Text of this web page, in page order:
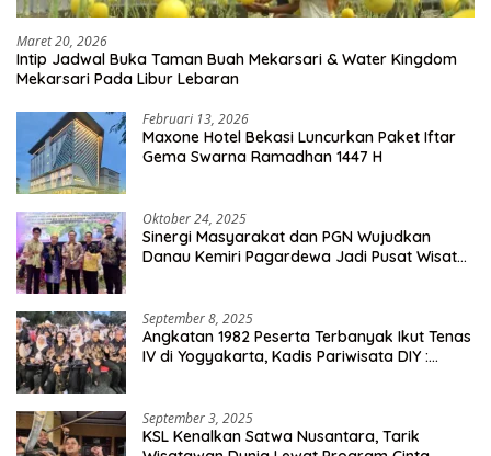
Maret 20, 2026
Intip Jadwal Buka Taman Buah Mekarsari & Water Kingdom
Mekarsari Pada Libur Lebaran
Februari 13, 2026
Maxone Hotel Bekasi Luncurkan Paket Iftar
Gema Swarna Ramadhan 1447 H
Oktober 24, 2025
Sinergi Masyarakat dan PGN Wujudkan
Danau Kemiri Pagardewa Jadi Pusat Wisata
September 8, 2025
Angkatan 1982 Peserta Terbanyak Ikut Tenas
IV di Yogyakarta, Kadis Pariwisata DIY :
September 3, 2025
KSL Kenalkan Satwa Nusantara, Tarik